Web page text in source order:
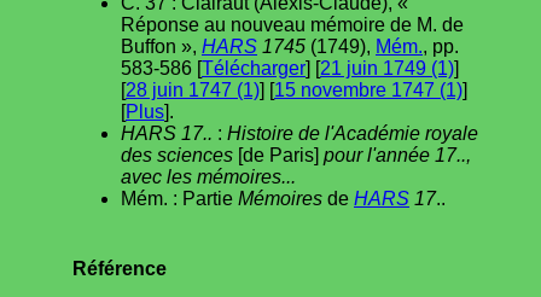
Réponse au nouveau mémoire de M. de
Buffon », HARS 1745 (1749), Mém., pp.
583-586 [Télécharger] [21 juin 1749 (1)]
[28 juin 1747 (1)] [15 novembre 1747 (1)]
[Plus].
HARS 17.. : Histoire de l'Académie royale
des sciences [de Paris] pour l'année 17..,
avec les mémoires...
Mém. : Partie Mémoires de HARS 17..
Référence